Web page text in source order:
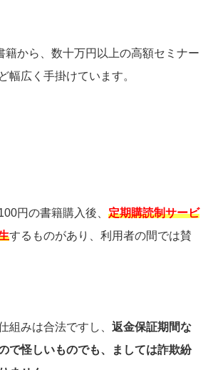
籍から、数十万円以上の高額セミナー
幅広く手掛けています。
円の書籍購入後、 定期購読制サービ
するものがあり、 利用者の間では賛
組みは合法ですし、 返金保証期間な
で怪しいものでも、ましては詐欺紛